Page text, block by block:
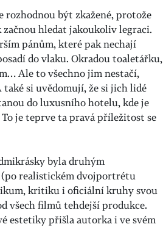
rozhodnou být zkažené, protože
hledat jakoukoliv legraci.
pánům, které pak nechají
do vlaku. Okradou toaletářku,
Ale to všechno jim nestačí,
si uvědomují, že si jich lidé
do luxusního hotelu, kde je
je teprve ta pravá příležitost se
byla druhým
realistickém dvojportrétu
kritiku i oficiální kruhy svou
všech filmů tehdejší produkce.
estetiky přišla autorka i ve svém